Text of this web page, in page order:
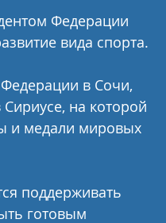
Федерации
вида спорта.
в Сочи,
на которой
и медали мировых
поддерживать
готовым